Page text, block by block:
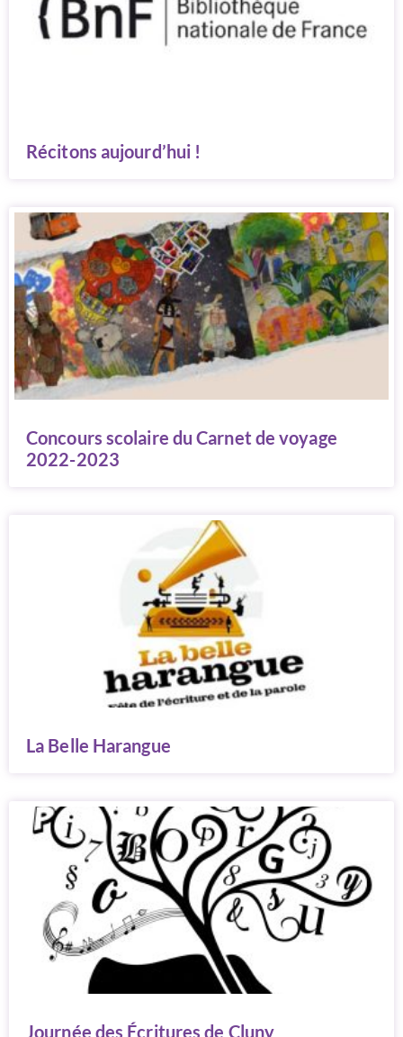
Récitons aujourd’hui !
Concours scolaire du Carnet de voyage
2022-2023
La Belle Harangue
Journée des Écritures de Cluny